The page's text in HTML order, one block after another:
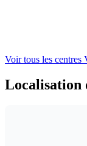
Voir tous les centres
Localisation